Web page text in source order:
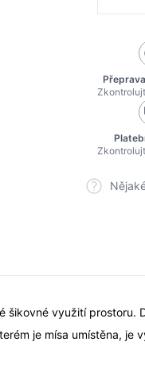
šikovné využití prostoru.
je mísa umístěna, je